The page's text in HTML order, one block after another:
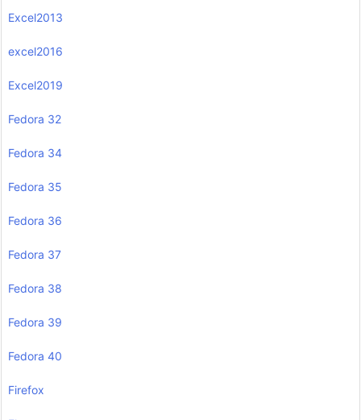
Excel2013
excel2016
Excel2019
Fedora 32
Fedora 34
Fedora 35
Fedora 36
Fedora 37
Fedora 38
Fedora 39
Fedora 40
Firefox